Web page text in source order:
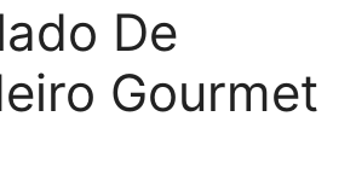
De
Gourmet